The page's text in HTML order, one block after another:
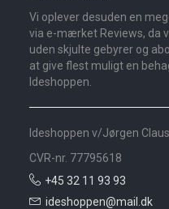
Vi oplever desuden en
via e-mærket Reviews, da
uden skjulte gebyrer og
at give flest muligt en
Ideshoppen.
Ideshoppen v/Jørgen
CVR-nr. 77795618
+45 32 11 93 93
ideshoppen@mail.dk